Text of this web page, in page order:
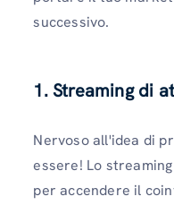
successivo.
1. Streaming di
Nervoso all'idea di
essere! Lo
per accendere il